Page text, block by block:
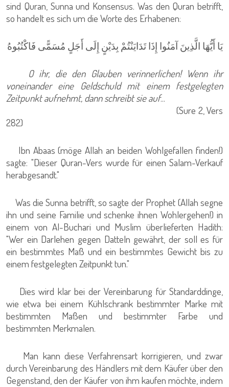
sind Quran, Sunna und Konsensus. Was den Quran betrifft,
so handelt es sich um die Worte des Erhabenen:
يَا أَيُّهَا الَّذِينَ آمَنُوا إِذَا تَدَايَنْتُمْ بِدَيْنٍ إِلَى أَجَلٍ مُسَمًّى فَاكْتُبُوهُ
O ihr, die den Glauben verinnerlichen! Wenn ihr
voneinander eine Geldschuld mit einem festgelegten
Zeitpunkt aufnehmt, dann schreibt sie auf...
(Sure 2, Vers
282)
Ibn Abaas (möge Allah an beiden Wohlgefallen finden!)
sagte: "Dieser Quran-Vers wurde für einen Salam-Verkauf
herabgesandt."
Was die Sunna betrifft, so sagte der Prophet (Allah segne
ihn und seine Familie und schenke ihnen Wohlergehen!) in
einem von Al-Buchari und Muslim überlieferten Hadith:
"Wer ein Darlehen gegen Datteln gewährt, der soll es für
ein bestimmtes Maß und ein bestimmtes Gewicht bis zu
einem festgelegten Zeitpunkt tun."
Dies wird klar bei der Vereinbarung für Standarddinge,
wie etwa bei einem Kühlschrank bestimmter Marke mit
bestimmten Maßen und bestimmter Farbe und
bestimmten Merkmalen.
Man kann diese Verfahrensart korrigieren, und zwar
durch Vereinbarung des Händlers mit dem Käufer über den
Gegenstand, den der Käufer von ihm kaufen möchte, indem